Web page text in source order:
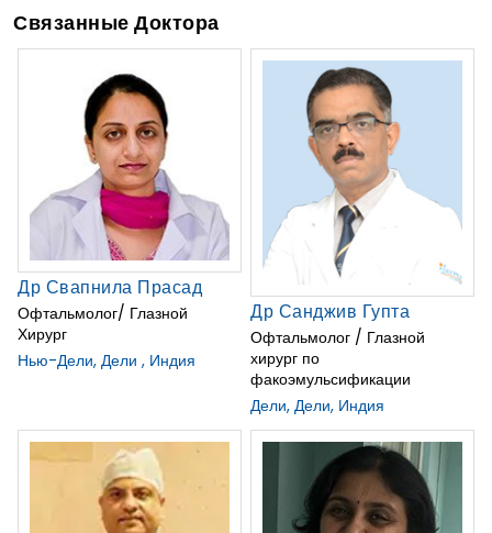
Связанные Доктора
Др Свапнила Прасад
Офтальмолог/ Глазной
Хирург
Нью-Дели, Дели , Индия
Др Санджив Гупта
Офтальмолог / Глазной
хирург по
факоэмульсификации
Дели, Дели, Индия